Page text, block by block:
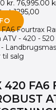
kr. 76,995.00
1295,00
420 FA6